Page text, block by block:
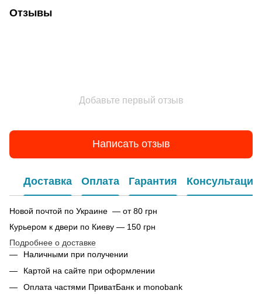
Отзывы
Добавьте первый отзыв
Написать отзыв
Доставка Оплата Гарантия Консультация
Новой почтой по Украине — от 80 грн
Курьером к двери по Киеву — 150 грн
Подробнее о доставке
Наличными при получении
Картой на сайте при оформлении
Оплата частями ПриватБанк и monobank